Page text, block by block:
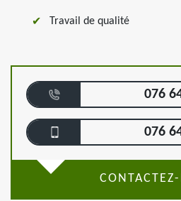
Travail de qualité
076
076